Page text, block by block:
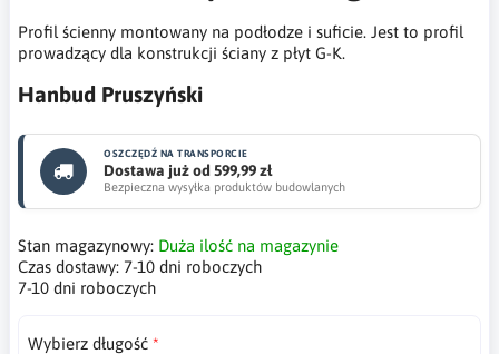
Profil ścienny montowany na podłodze i suficie. Jest to profil
prowadzący dla konstrukcji ściany z płyt G-K.
Hanbud Pruszyński
OSZCZĘDŹ NA TRANSPORCIE
Dostawa już od 599,99 zł
Bezpieczna wysyłka produktów budowlanych
Stan magazynowy: Duża ilość na magazynie
Czas dostawy: 7-10 dni roboczych
7-10 dni roboczych
Wybierz długość